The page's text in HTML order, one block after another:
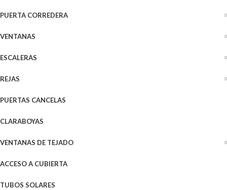
PUERTA CORREDERA
VENTANAS
ESCALERAS
REJAS
PUERTAS CANCELAS
CLARABOYAS
VENTANAS DE TEJADO
ACCESO A CUBIERTA
TUBOS SOLARES